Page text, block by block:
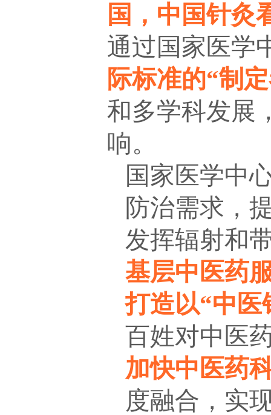
国，中国针灸
通过国家医学
际标准的“制
和多学科发展
响。
国家医学中
防治需求，
发挥辐射和
基层中医药
打造以“中医
百姓对中医
加快中医药
度融合，实